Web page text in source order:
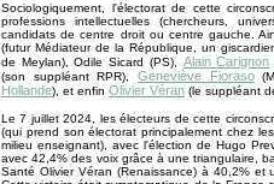
Sociologiquement, l'électorat de cette
professions intellectuelles (chercheurs,
candidats de centre droit ou centre gauche.
(futur Médiateur de la République, un
de Meylan), Odile Sicard (PS), Alain Carignon
(son suppléant RPR), Geneviève Fioraso
Hollande), et enfin Olivier Véran (le suppléant
Le 7 juillet 2024, les électeurs de cette
(qui prend son électorat principalement chez
milieu enseignant), avec l'élection de Hugo
avec 42,4% des voix grâce à une triangulaire,
Santé Olivier Véran (Renaissance) à 40,2%